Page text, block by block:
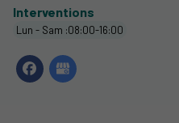
Interventions
Lun - Sam :08:00-16:00